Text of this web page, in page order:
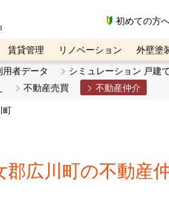
初めての方
賃貸管理 リノベーション 外壁塗
マガジンBiz 不動産売却ご相談デスク
者データ
シミュレーション 戸建て
不動産売買 不動産仲介
町
郡広川町の不動産